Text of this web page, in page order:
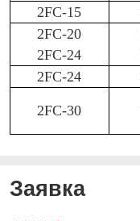
2FC-15
2FC-20
2FC-24
2FC-24
2FC-30
Заявка